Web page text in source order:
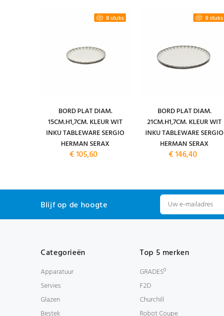
8 stuks
BORD PLAT DIAM.
15CM.H1,7CM. KLEUR WIT
INKU TABLEWARE SERGIO
HERMAN SERAX
€ 105,60
8 stuks
BORD PLAT DIAM.
21CM.H1,7CM. KLEUR WIT
INKU TABLEWARE SERGIO
HERMAN SERAX
€ 146,40
Blijf op de hoogte
Categorieën
Apparatuur
Servies
Glazen
Top 5 merken
GRADESº
F2D
Churchill